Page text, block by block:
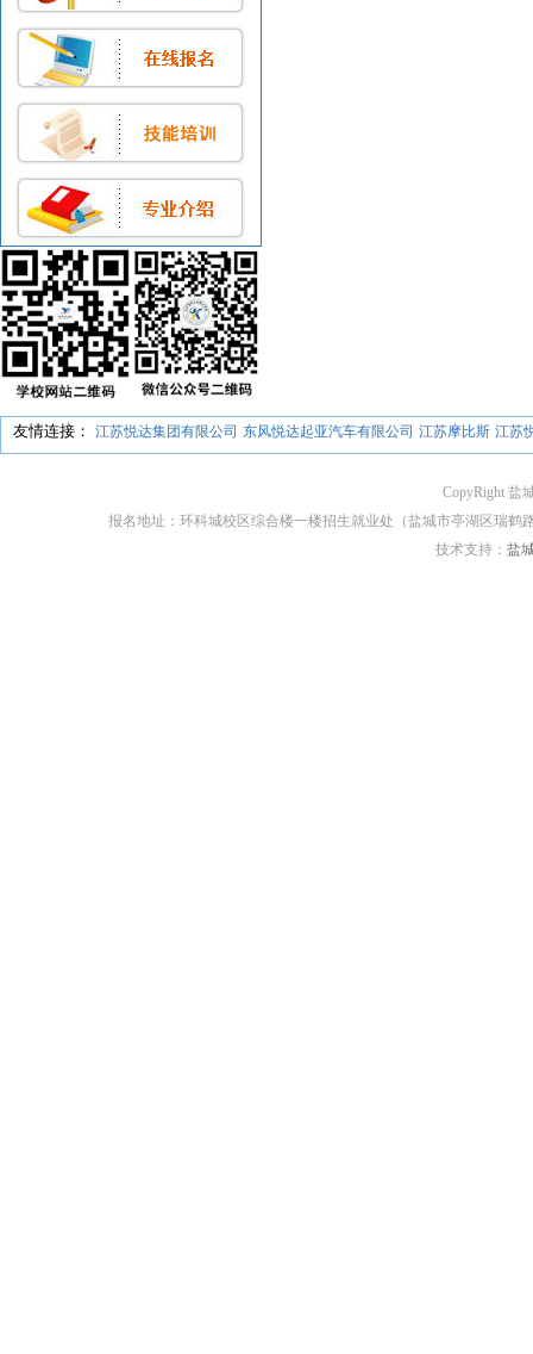
友情连接： 江苏悦达集团有限公司 东风悦达起亚汽车有限公司 江苏摩比斯 江苏
CopyRight 盐
报名地址：环科城校区综合楼一楼招生就业处（盐城市亭湖区瑞鹤
技术支持：盐